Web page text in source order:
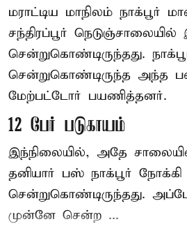
மராட்டிய மாநிலம் நாக்பூர்
சந்திரப்பூர்
சென்றுகொண்டிருந்தது.
சென்றுகொண்டிருந்த அந்த
மேற்பட்டோர் பயணித்தனர்.
12 பேர் படுகாயம்
இந்நிலையில், அதே
தனியார் பஸ் நாக்பூர் நோக்கி
சென்றுகொண்டிருந்தது.
முன்னே சென்ற ...